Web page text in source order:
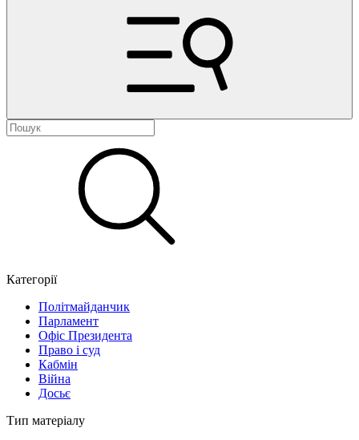
Категорії
Політмайданчик
Парламент
Офіс Президента
Право і суд
Кабмін
Війна
Досьє
Тип матеріалу